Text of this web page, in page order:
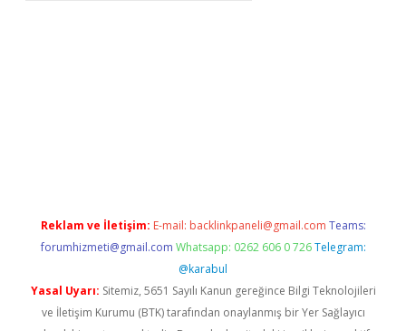
Reklam ve İletişim: E-mail: backlinkpaneli@gmail.com Teams:
forumhizmeti@gmail.com Whatsapp: 0262 606 0 726 Telegram:
@karabul
Yasal Uyarı: Sitemiz, 5651 Sayılı Kanun gereğince Bilgi Teknolojileri
ve İletişim Kurumu (BTK) tarafından onaylanmış bir Yer Sağlayıcı